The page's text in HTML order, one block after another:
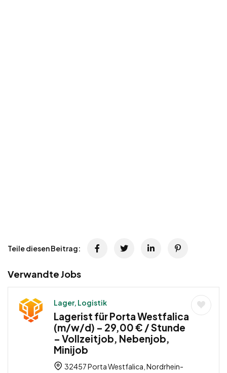
Teile diesen Beitrag:
Verwandte Jobs
Lager, Logistik
Lagerist für Porta Westfalica
(m/w/d) – 29,00 € / Stunde
– Vollzeitjob, Nebenjob,
Minijob
32457 Porta Westfalica, Nordrhein-